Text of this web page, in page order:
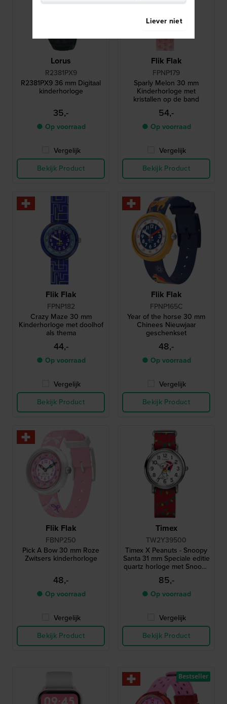
Lorus
R2381PX9
R2381PX9 36 mm Digitaal
kinderhorloge
35,-
● Op voorraad
Vergelijk
Bekijk Product
Flik Flak
FPNP179
Sparly Melon 30 mm
Kinderhorloge met
kristallen op de band
54,-
● Op voorraad
Vergelijk
Bekijk Product
Flik Flak
FPNP182
Crazy Maze 30 mm
Kinderhorloge met doolhof
als thema
44,-
● Op voorraad
Vergelijk
Bekijk Product
Flik Flak
FPNP165C
Year of the horse 30 mm
Chinees Nieuwjaar
geschenkset
48,-
● Op voorraad
Vergelijk
Bekijk Product
Flik Flak
FBNP250
Pick A Bow 30 mm Roze
Zwitsers kinderhorloge
48,-
● Op voorraad
Vergelijk
Bekijk Product
Timex
TW2Y39500
Timex X Peanuts - Snoopy
Santa 31 mm Speciale editie
quartz horloge met Snoopy
wijzerplaat
85,-
● Op voorraad
Vergelijk
Bekijk Product
Bestseller
Liever niet